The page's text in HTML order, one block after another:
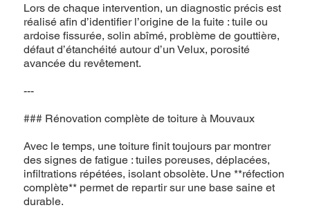
Lors de chaque intervention, un diagnostic précis est
réalisé afin d’identifier l’origine de la fuite : tuile ou
ardoise fissurée, solin abîmé, problème de gouttière,
défaut d’étanchéité autour d’un Velux, porosité
avancée du revêtement.
---
### Rénovation complète de toiture à Mouvaux
Avec le temps, une toiture finit toujours par montrer
des signes de fatigue : tuiles poreuses, déplacées,
infiltrations répétées, isolant obsolète. Une **réfection
complète** permet de repartir sur une base saine et
durable.